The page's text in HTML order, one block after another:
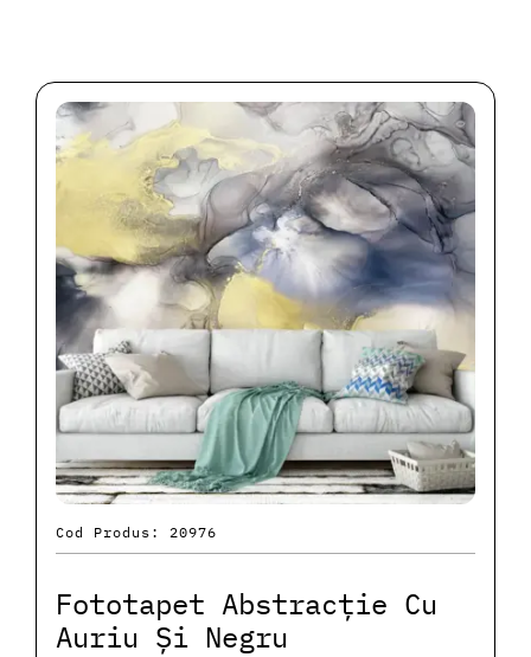
Cod Produs: 20976
Fototapet Abstracție Cu
Auriu Și Negru